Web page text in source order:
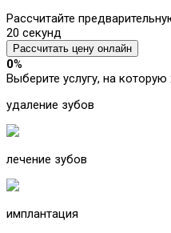
Рассчитайте
20 секунд
Рассчитать цену онлайн
0%
Выберите услугу, на
удаление зубов
лечение зубов
имплантация